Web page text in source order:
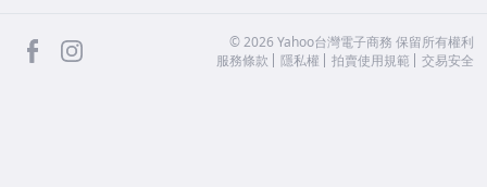
facebook ©2026 Yahoo台灣電子商務 保留所有權利
服務條款
隱私權 拍賣使用規範 交易安全